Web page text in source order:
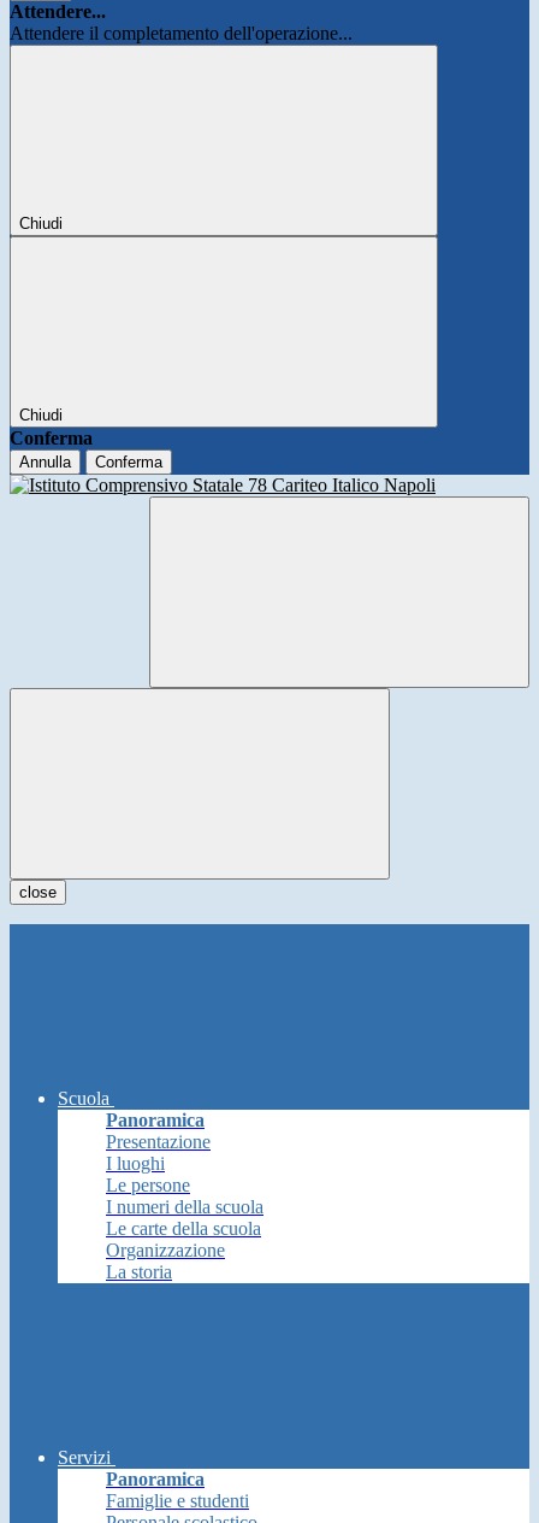
Attendere...
Attendere il completamento dell'operazione...
Chiudi
Chiudi
Conferma
Annulla Conferma
close
Scuola
Panoramica
Presentazione
I luoghi
Le persone
I numeri della scuola
Le carte della scuola
Organizzazione
La storia
Servizi
Panoramica
Famiglie e studenti